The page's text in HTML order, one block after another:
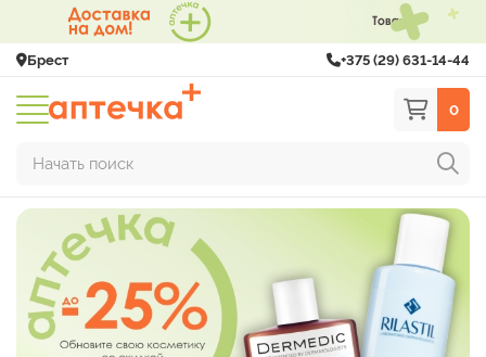
Брест +375 (29) 631-14-44
0
Начать поиск